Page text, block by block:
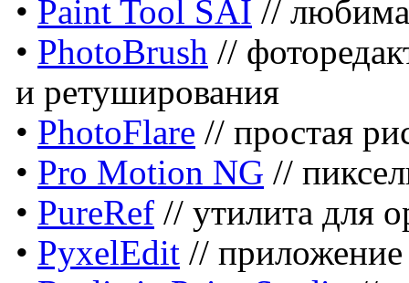
• Paint Tool SAI //
• PhotoBrush //
и ретуширования
• PhotoFlare // простая
• Pro Motion NG //
• PureRef // утилита для
• PyxelEdit // приложение